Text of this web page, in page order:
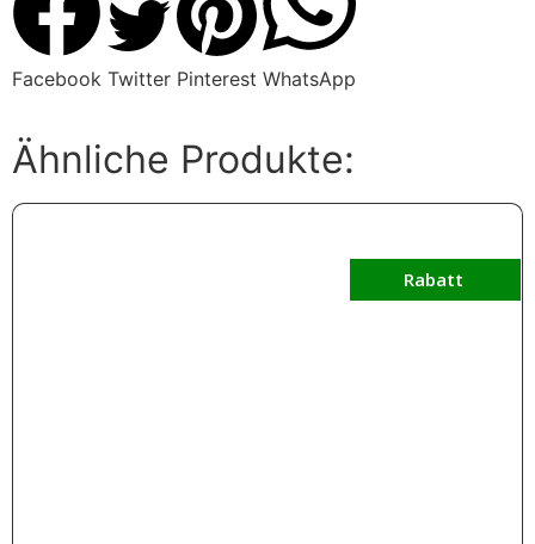
Facebook Twitter Pinterest WhatsApp
Ähnliche Produkte:
Rabatt